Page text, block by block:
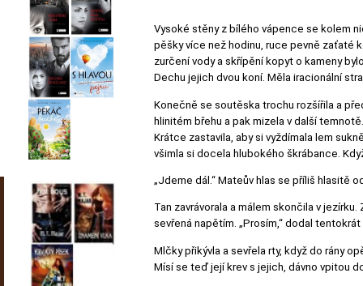
Vysoké stěny z bílého vápence se kolem
pěšky více než hodinu, ruce pevně zaťaté
zurčení vody a skřípění kopyt o kameny
Dechu jejich dvou koní. Měla iracionální
Konečně se soutěska trochu rozšířila a
hlinitém břehu a pak mizela v další
Krátce zastavila, aby si vyždímala lem
všimla si docela hlubokého škrábance.
„Jdeme dál.“ Mateův hlas se příliš hlasitě
Tan zavrávorala a málem skončila v
sevřená napětím. „Prosím,“ dodal
Mlčky přikývla a sevřela rty, když do rány
Mísí se teď její krev s jejich, dávno vpitou